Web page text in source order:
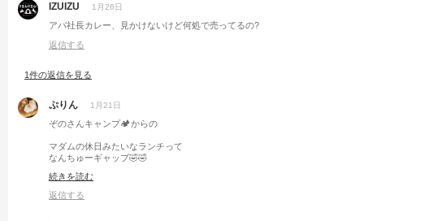
IZUIZU 1月26日
アパ社長カレー、見かけないけど何処で売ってるの?
返信する
1件の返信を見る
ぷりん 1月21日
ぞのさんキャンプ🏕からの
マダムの休日みたいなランチって
なんちゅーギャップ🤣🤣
続きを読む
返信する